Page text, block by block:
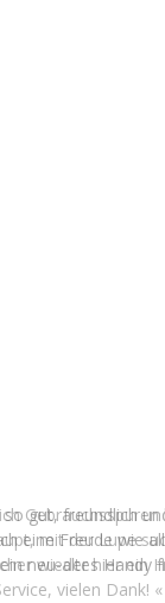
Gebrauchsspuren
mit der Lupe
wieder hier ein
vielen Dank!